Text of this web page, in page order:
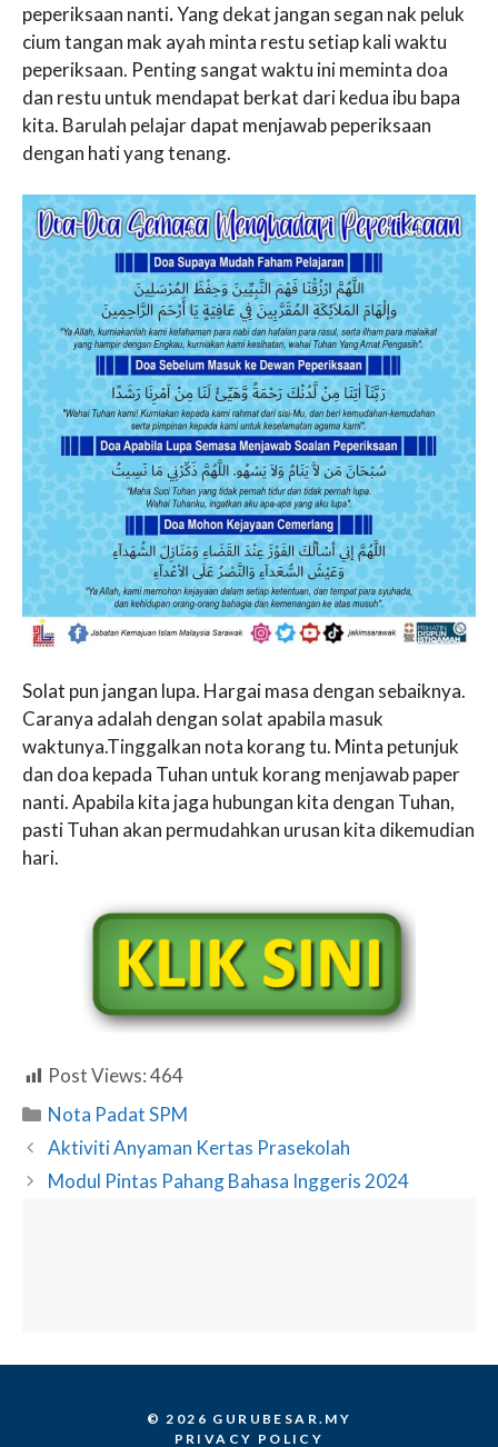
peperiksaan nanti.Yang dekat jangan segan nak peluk
cium tangan mak ayah minta restu setiap kali waktu
peperiksaan. Penting sangat waktu ini meminta doa
dan restu untuk mendapat berkat dari kedua ibu bapa
kita. Barulah pelajar dapat menjawab peperiksaan
dengan hati yang tenang.
Solat pun jangan lupa. Hargai masa dengan sebaiknya.
Caranya adalah dengan solat apabila masuk
waktunya.Tinggalkan nota korang tu. Minta petunjuk
dan doa kepada Tuhan untuk korang menjawab paper
nanti. Apabila kita jaga hubungan kita dengan Tuhan,
pasti Tuhan akan permudahkan urusan kita dikemudian
hari.
Post Views:464
Categories
Nota Padat SPM
Aktiviti Anyaman Kertas Prasekolah
Modul Pintas Pahang Bahasa Inggeris 2024
© 2026 GURUBESAR.MY
PRIVACY POLICY